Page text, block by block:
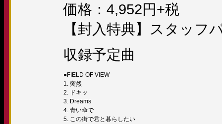
価格：4,952円+税
【封入特典】スタッフ
収録予定曲
●FIELD OF VIEW
1. 突然
2. ドキッ
3. Dreams
4. 青い傘で
5. この街で君と暮らしたい